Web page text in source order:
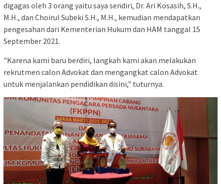
digagas oleh 3 orang yaitu saya sendiri, Dr. Ari Kosasih, S.H.,
M.H., dan Choirul Subeki S.H., M.H., kemudian mendapatkan
pengesahan dari Kementerian Hukum dan HAM tanggal 15
September 2021.
"Karena kami baru berdiri, langkah kami akan melakukan
rekrutmen calon Advokat dan mengangkat calon Advokat
untuk menjalankan pendidikan disini," tuturnya.